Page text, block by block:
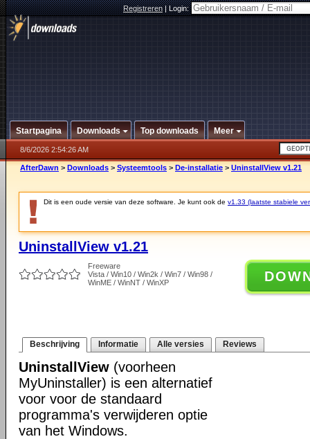
Registreren|Login:
Startpagina Downloads Top downloads Meer
8/6/2026 2:54:26 AM
AfterDawn > Downloads > Systeemtools > De-installatie > UninstallView v1.21
Dit is een oude versie van deze software. Je kunt ook de v1.33 (laatste stabiele
UninstallView v1.21
Freeware
Vista / Win10 / Win2k / Win7 / Win98 /
WinME / WinNT / WinXP
Beschrijving Informatie Alle versies Reviews
UninstallView (voorheen
MyUninstaller) is een alternatief
voor voor de standaard
programma's verwijderen optie
van het Windows.